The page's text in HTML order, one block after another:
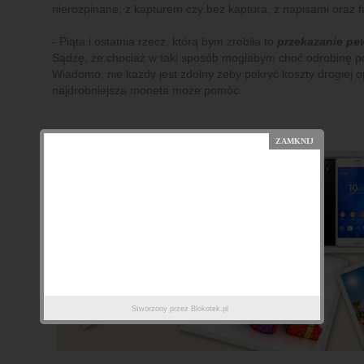
nierozpinane, z kapturem czy bez kaptura, z napisami oraz
- Piąta i ostatnia rzecz, którą bym zrobiła to przekazanie
Sądzę, że chociaż w taki sposób mogłabym choć odrobinę
Wiadomo, nie każdy jest zdolny żeby pokryć koszty drogiej
najdrobniejsza moneta może pomóc.
Stworzony przez Blokotek.pl